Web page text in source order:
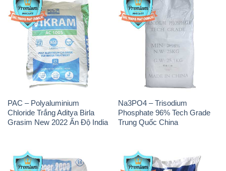
PAC – Polyaluminium
Chloride Trắng Aditya Birla
Grasim New 2022 Ấn Độ India
Na3PO4 – Trisodium
Phosphate 96% Tech Grade
Trung Quốc China